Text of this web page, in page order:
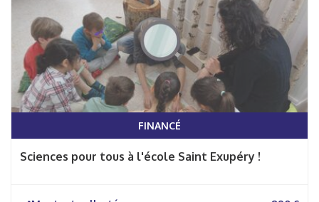
FINANCÉ
Sciences pour tous à l'école Saint Exupéry !